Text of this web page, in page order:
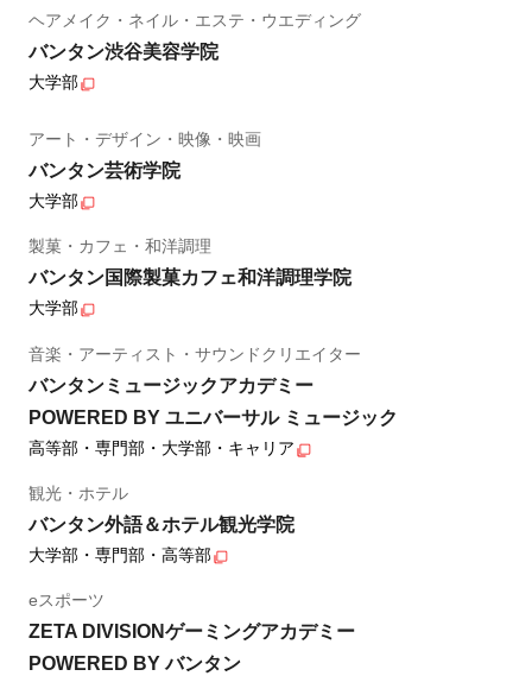
ヘアメイク・ネイル・エステ・ウエディング
バンタン渋谷美容学院
大学部
アート・デザイン・映像・映画
バンタン芸術学院
大学部
製菓・カフェ・和洋調理
バンタン国際製菓カフェ和洋調理学院
大学部
音楽・アーティスト・サウンドクリエイター
バンタンミュージックアカデミー
POWERED BY ユニバーサル ミュージック
高等部・専門部・大学部・キャリア
観光・ホテル
バンタン外語＆ホテル観光学院
大学部・専門部・高等部
eスポーツ
ZETA DIVISIONゲーミングアカデミー
POWERED BY バンタン